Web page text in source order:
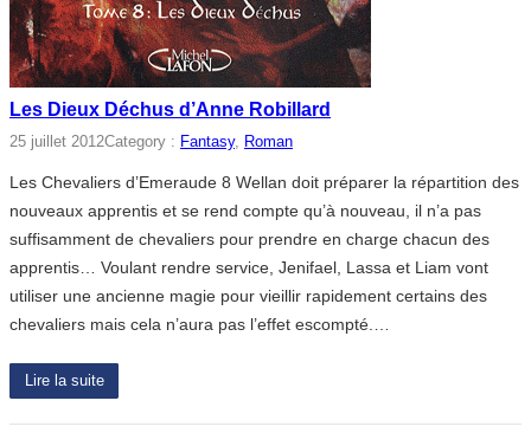
Les Dieux Déchus d’Anne Robillard
25 juillet 2012Category : Fantasy, Roman
Les Chevaliers d’Emeraude 8 Wellan doit préparer la répartition des
nouveaux apprentis et se rend compte qu’à nouveau, il n’a pas
suffisamment de chevaliers pour prendre en charge chacun des
apprentis… Voulant rendre service, Jenifael, Lassa et Liam vont
utiliser une ancienne magie pour vieillir rapidement certains des
chevaliers mais cela n’aura pas l’effet escompté.…
Lire la suite